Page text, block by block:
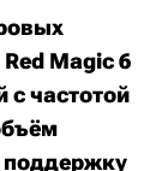
Magic 6
с частотой
поддержку